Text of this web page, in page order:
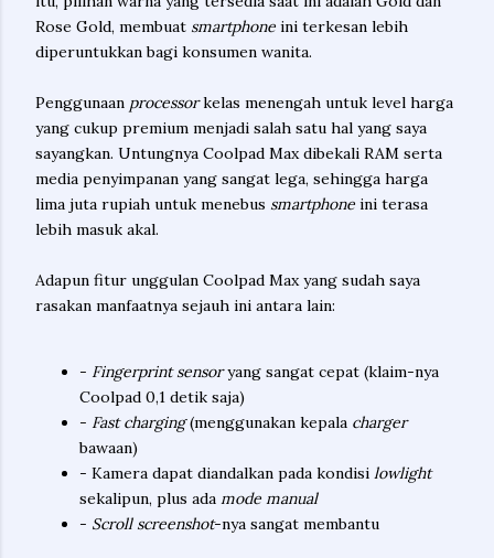
Rose Gold, membuat smartphone ini terkesan lebih
diperuntukkan bagi konsumen wanita.
Penggunaan processorkelas menengah untuk level harga
yang cukup premium menjadi salah satu hal yang saya
sayangkan. Untungnya Coolpad Max dibekali RAM serta
media penyimpanan yang sangat lega, sehingga harga
lima juta rupiah untuk menebus smartphone ini terasa
lebih masuk akal.
Adapun fitur unggulan Coolpad Max yang sudah saya
rasakan manfaatnya sejauh ini antara lain:
- Fingerprint sensoryang sangat cepat (klaim-nya
Coolpad 0,1 detik saja)
- Fast charging(menggunakan kepala charger
bawaan)
- Kamera dapat diandalkan pada kondisi lowlight
sekalipun, plus ada mode manual
- Scroll screenshot-nya sangat membantu